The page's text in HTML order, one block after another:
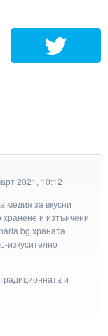
2021, 10:12
медия за вкусни
и изтънчени
храната
изкусително
и